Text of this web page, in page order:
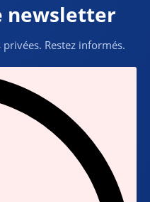
newsletter
Restez informés.